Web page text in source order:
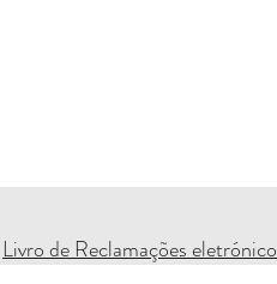
Livro de Reclamações eletrónico